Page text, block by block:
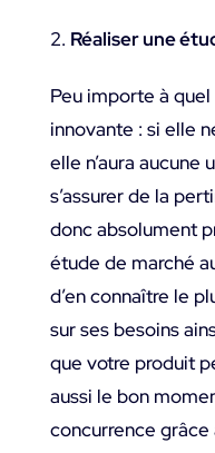
Réaliser une
Peu importe à
innovante : si elle
elle n’aura aucune
s’assurer de la
donc absolument
étude de marché
d’en connaître le
sur ses besoins
que votre produit
aussi le bon
concurrence grâce